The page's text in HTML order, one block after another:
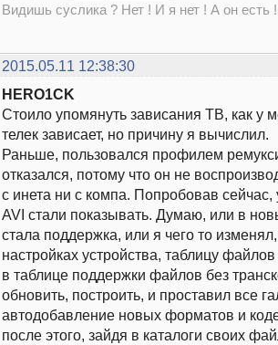
Видишь суслика ? Нет ! И я нет ! А он есть
2015.05.11 12:38:30
HERO1CK
Стоило упомянуть зависания ТВ, как у
телек зависает, но причину я вычислил.
Раньше, пользовался профилем
отказался, потому что он не
с инета ни с компа. Попробовав сейчас,
AVI стали показывать. Думаю, или в
стала поддержка, или я чего то
настройках устройства, таблицу
в таблице поддержки файлов без
обновить, построить, и проставил все
автодобавление новых форматов и
после этого, зайдя в каталоги своих